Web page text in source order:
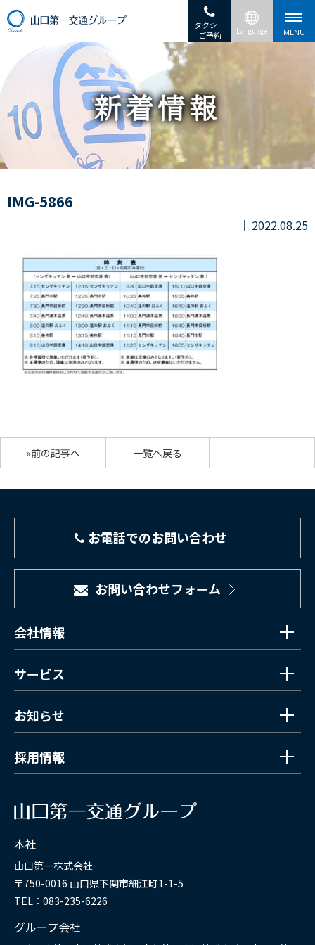
タクシー
ご予約
IMG-5866
2022.08.25
«前の記事へ 一覧へ戻る
お電話でのお問い合わせ
お問い合わせフォーム
会社情報
サービス
お知らせ
採用情報
本社
山口第一株式会社
〒750-0016 山口県下関市細江町1-1-5
TEL：083-235-6226
グループ会社